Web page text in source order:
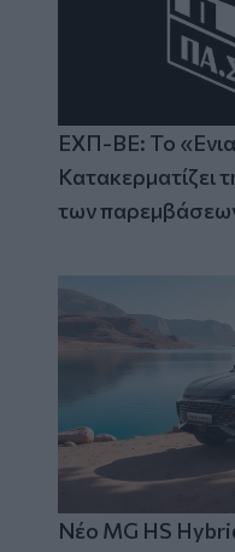
ΕΧΠ-ΒΕ: Το
Κατακερματίζει
των
Νέο MG HS